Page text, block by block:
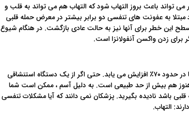
تواند باعث بروز التهاب شود که التهاب هم می تواند به قلب و
به عفونت های تنفسی دو برابر بیشتر در معرض حمله قلبی
این خطر برای آنها نیز به حالت عادی بازگشت. در هنگام شیوع
برای زدن واکسن آنفولانزا است.
در صورت ابتلا به این بیماری ریوی ، احتمال حمله قلبی برای شما در حدود ۷۰٪ افزایش می یابد. حتی اگر از یک دستگاه استنشاقی
هنوز هم بیش از حد طبیعی است. به دلیل آسم ، ممکن است شما
باشد نادیده بگیرید. پزشکان نمی دانند که آیا مشکلات تنفسی
التهاب.